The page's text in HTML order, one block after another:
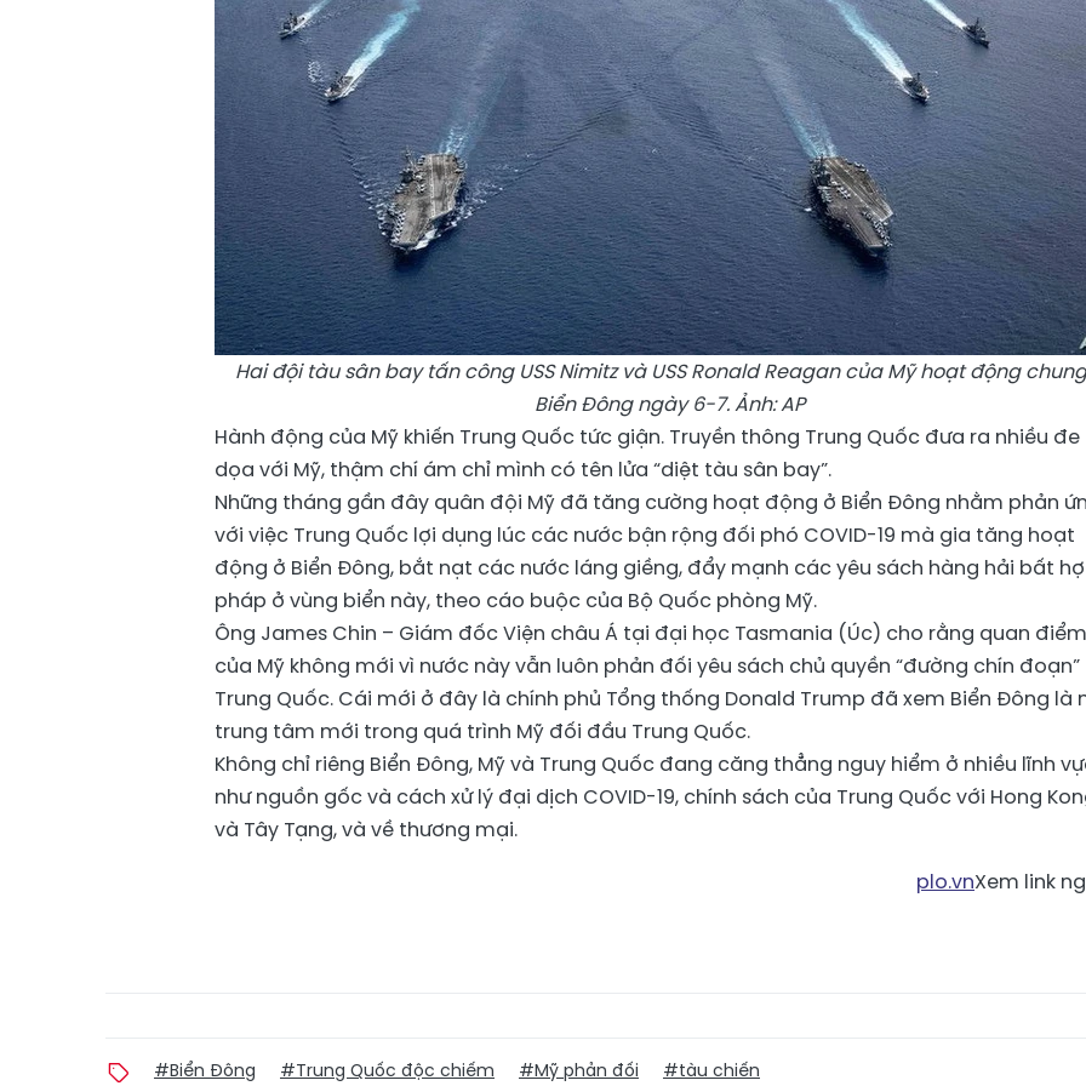
Hai đội tàu sân bay tấn công USS Nimitz và USS Ronald Reagan của Mỹ hoạt động
Biển Đông ngày 6-7. Ảnh: AP
Hành động của Mỹ khiến Trung Quốc tức giận. Truyền thông Trung Quốc đưa ra nhiều đe
dọa với Mỹ, thậm chí ám chỉ mình có tên lửa “diệt tàu sân bay”.
Những tháng gần đây quân đội Mỹ đã tăng cường hoạt động ở Biển Đông nhằm phản
với việc Trung Quốc lợi dụng lúc các nước bận rộng đối phó COVID-19 mà gia tăng hoạt
động ở Biển Đông, bắt nạt các nước láng giềng, đẩy mạnh các yêu sách hàng hải bất
pháp ở vùng biển này, theo cáo buộc của Bộ Quốc phòng Mỹ.
Ông James Chin – Giám đốc Viện châu Á tại đại học Tasmania (Úc) cho rằng quan điểm
của Mỹ không mới vì nước này vẫn luôn phản đối yêu sách chủ quyền “đường chín
Trung Quốc. Cái mới ở đây là chính phủ Tổng thống Donald Trump đã xem Biển Đông là
trung tâm mới trong quá trình Mỹ đối đầu Trung Quốc.
Không chỉ riêng Biển Đông, Mỹ và Trung Quốc đang căng thẳng nguy hiểm ở nhiều lĩnh
như nguồn gốc và cách xử lý đại dịch COVID-19, chính sách của Trung Quốc với Hong
và Tây Tạng, và về thương mại.
plo.vnXem link
#Biển Đông #Trung Quốc độc chiếm #Mỹ phản đối #tàu chiến